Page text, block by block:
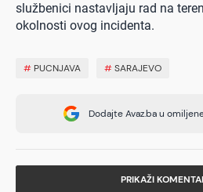
službenici nastavljaju rad na
okolnosti ovog incidenta.
# PUCNJAVA #SARAJEVO
Dodajte Avaz.ba u
PRIKAŽI